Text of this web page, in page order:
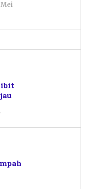
Mei
Primanto